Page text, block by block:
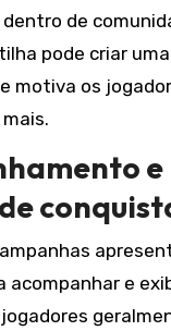
de
pode criar
motiva os
e
acompanhar e